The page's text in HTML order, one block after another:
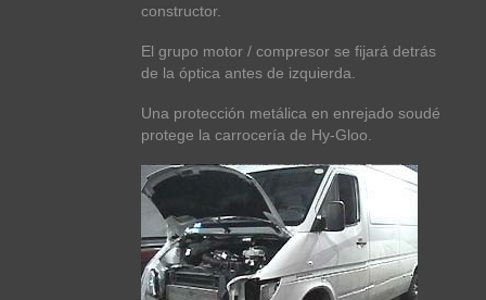
constructor.
El grupo motor / compresor se fijará detrás
de la óptica antes de izquierda.
Una protección metálica en enrejado soudé
protege la carrocería de Hy-Gloo.